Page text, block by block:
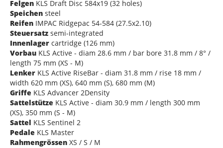
Felgen KLS Draft Disc 584x19 (32 holes)
Speichen steel
Reifen IMPAC Ridgepac 54-584 (27.5x2.10)
Steuersatz semi-integrated
Innenlager cartridge (126 mm)
Vorbau KLS Active - diam 28.6 mm / bar bore 31.8 mm / 8° /
length 75 mm (XS - M)
Lenker KLS Active RiseBar - diam 31.8 mm / rise 18 mm /
width 620 mm (XS), 640 mm (S), 680 mm (M)
Griffe KLS Advancer 2Density
Sattelstütze KLS Active - diam 30.9 mm / length 300 mm
(XS), 350 mm (S - M)
Sattel KLS Sentinel 2
Pedale KLS Master
Rahmengrössen XS / S / M